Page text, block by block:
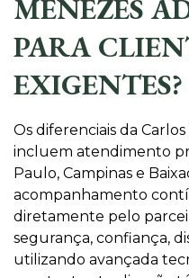
MENEZES
PARA
EXIGENTES?
Os diferenciais da
incluem atendimento
Paulo, Campinas e
acompanhamento
diretamente pelo
segurança, confiança,
utilizando avançada